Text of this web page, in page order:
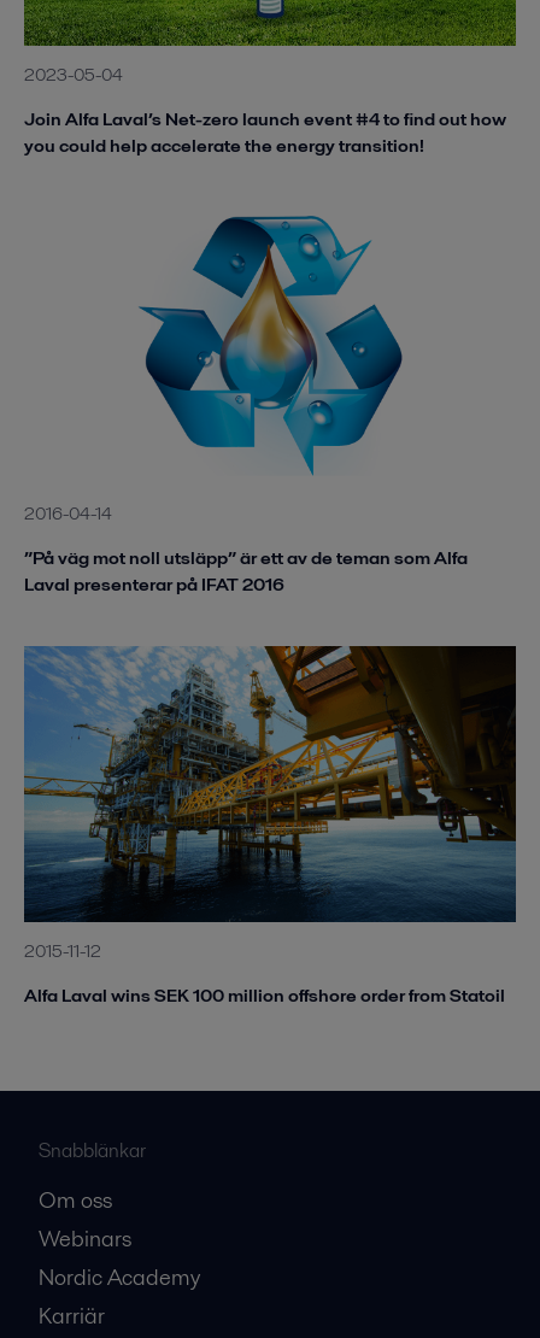
2023-05-04
Join Alfa Laval’s Net-zero launch event #4 to find out how
you could help accelerate the energy transition!
2016-04-14
”På väg mot noll utsläpp” är ett av de teman som Alfa
Laval presenterar på IFAT 2016
2015-11-12
Alfa Laval wins SEK 100 million offshore order from Statoil
Snabblänkar
Om oss
Webinars
Nordic Academy
Karriär